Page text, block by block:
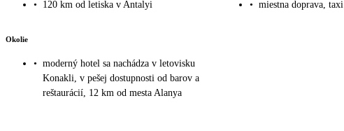
• 120 km od letiska v Antalyi • miestna doprava, taxi
Okolie
• moderný hotel sa nachádza v letovisku
Konakli, v pešej dostupnosti od barov a
reštaurácií, 12 km od mesta Alanya